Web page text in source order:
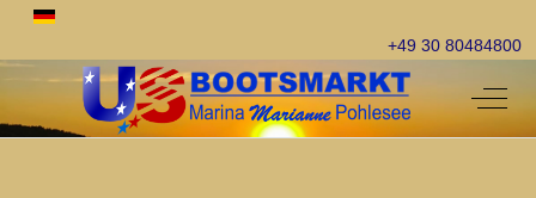
Select your language
+49 30 80484800
Off-